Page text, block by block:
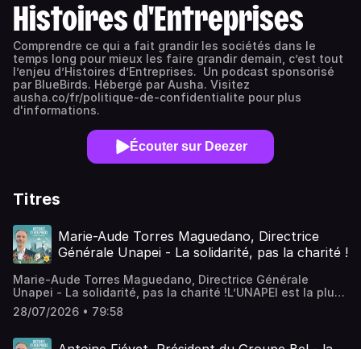
Histoires d'Entreprises
Comprendre ce qui a fait grandir les sociétés dans le
temps long pour mieux les faire grandir demain, c’est tout
l’enjeu d’Histoires d’Entreprises. Un podcast sponsorisé
par BlueBirds. Hébergé par Ausha. Visitez
ausha.co/fr/politique-de-confidentialite pour plus
d'informations.
Écouter sur Deezer
Titres
Marie-Aude Torres Maguedano, Directrice
Générale Unapei - La solidarité, pas la charité !
Marie-Aude Torres Maguedano, Directrice Générale
Unapei - La solidarité, pas la charité !L’UNAPEI est la plus
grande association française d’accompagnement des
personnes affectées d’un trouble du
développement intellectuel (les TDI), les troubles de
28/07/2026 • 79:58